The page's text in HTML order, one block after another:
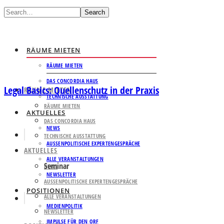
Search
RÄUME MIETEN
RÄUME MIETEN
DAS CONCORDIA HAUS
TECHNISCHE AUSSTATTUNG
AKTUELLES
NEWS
AUSSENPOLITISCHE EXPERTENGESPRÄCHE
ALLE VERANSTALTUNGEN
NEWSLETTER
POSITIONEN
MEDIENPOLITIK
IMPULSE FÜR DEN ORF
RÄUME MIETEN
RÄUME MIETEN
DAS CONCORDIA HAUS
TECHNISCHE AUSSTATTUNG
AKTUELLES
NEWS
AUSSENPOLITISCHE EXPERTENGESPRÄCHE
ALLE VERANSTALTUNGEN
NEWSLETTER
Legal Basics: Quellenschutz in der Praxis
Seminar